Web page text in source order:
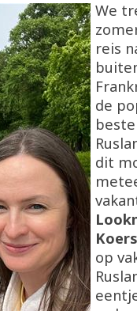
We
reis
de
dit
op